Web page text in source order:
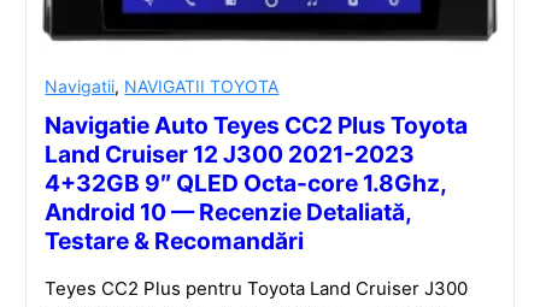
Navigatii, NAVIGATII TOYOTA
Navigatie Auto Teyes CC2 Plus Toyota
Land Cruiser 12 J300 2021-2023
4+32GB 9″ QLED Octa-core 1.8Ghz,
Android 10 — Recenzie Detaliată,
Testare & Recomandări
Teyes CC2 Plus pentru Toyota Land Cruiser J300